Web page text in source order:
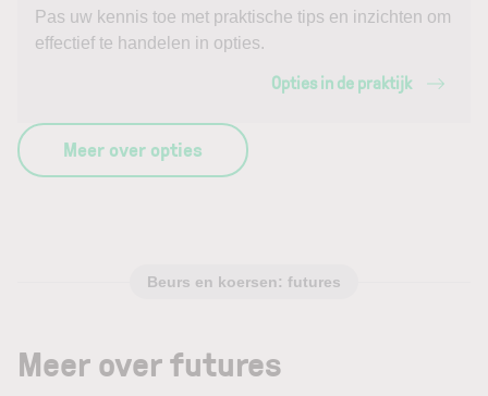
Pas uw kennis toe met praktische tips en inzichten om
effectief te handelen in opties.
Opties in de praktijk
Meer over opties
Beurs en koersen: futures
Meer over futures